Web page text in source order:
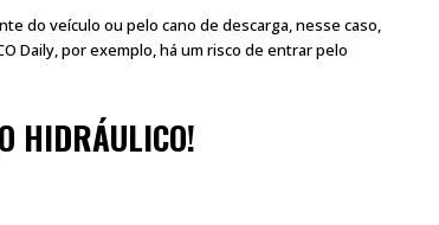
do veículo ou pelo cano de descarga, nesse caso,
Daily, por exemplo, há um risco de entrar pelo
HIDRÁULICO!